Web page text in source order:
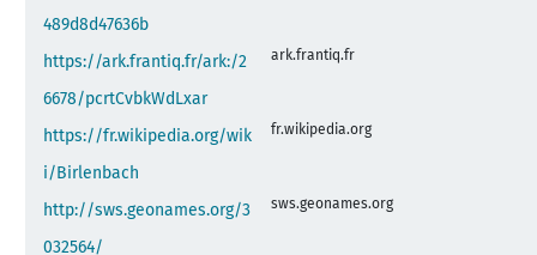
489d8d47636b
https://ark.frantiq.fr/ark:/2
6678/pcrtCvbkWdLxar
ark.frantiq.fr
https://fr.wikipedia.org/wik
i/Birlenbach
fr.wikipedia.org
http://sws.geonames.org/3
032564/
sws.geonames.org